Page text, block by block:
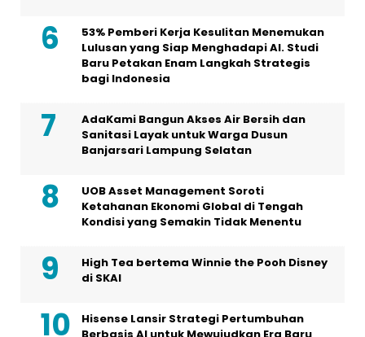
53% Pemberi Kerja Kesulitan Menemukan
Lulusan yang Siap Menghadapi AI. Studi
Baru Petakan Enam Langkah Strategis
bagi Indonesia
AdaKami Bangun Akses Air Bersih dan
Sanitasi Layak untuk Warga Dusun
Banjarsari Lampung Selatan
UOB Asset Management Soroti
Ketahanan Ekonomi Global di Tengah
Kondisi yang Semakin Tidak Menentu
High Tea bertema Winnie the Pooh Disney
di SKAI
Hisense Lansir Strategi Pertumbuhan